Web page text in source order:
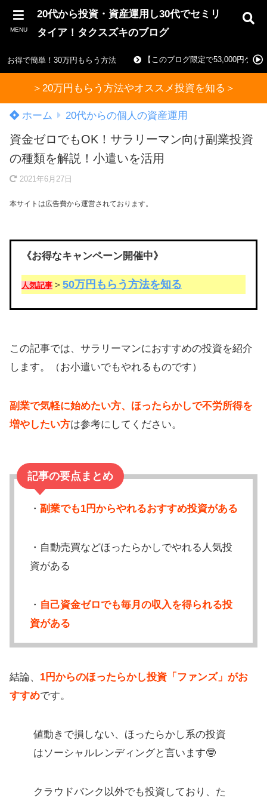
MENU
20代から投資・資産運用し30代でセミリ
タイア！タクスズキのブログ
お得で簡単！30万円もらう方法 【このブログ限定で53,000円ゲッ
＞20万円もらう方法やオススメ投資を知る＞
ホーム 20代からの個人の資産運用
資金ゼロでもOK！サラリーマン向け副業投資
の種類を解説！小遣いを活用
2021年6月27日
本サイトは広告費から運営されております。
《お得なキャンペーン開催中》
人気記事 ＞ 50万円もらう方法を知る
この記事では、サラリーマンにおすすめの投資を紹介
します。（お小遣いでもやれるものです）
副業で気軽に始めたい方、ほったらかしで不労所得を
増やしたい方は参考にしてください。
記事の要点まとめ
・ 副業でも1円からやれるおすすめ投資がある
・自動売買などほったらかしでやれる人気投
資がある
・ 自己資金ゼロでも毎月の収入を得られる投
資がある
結論、 1円からのほったらかし投資「ファンズ」がお
すすめです。
値動きで損しない、ほったらかし系の投資
はソーシャルレンディングと言います🤓
クラウドバンク以外でも投資しており、た